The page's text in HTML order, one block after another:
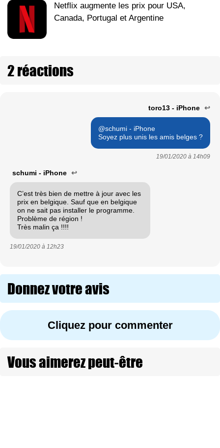
Netflix augmente les prix pour USA,
Canada, Portugal et Argentine
2 réactions
toro13 - iPhone ↩
@schumi - iPhone
Soyez plus unis les amis belges ?
19/01/2020 à 14h09
schumi - iPhone ↩
C’est très bien de mettre à jour avec les
prix en belgique. Sauf que en belgique
on ne sait pas installer le programme.
Problème de région !
Très malin ça !!!!
19/01/2020 à 12h23
Donnez votre avis
Cliquez pour commenter
Vous aimerez peut-être